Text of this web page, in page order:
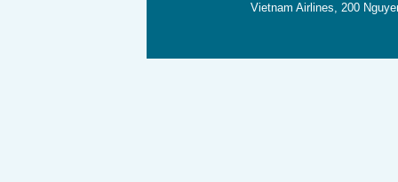
Vietnam Airlines, 200